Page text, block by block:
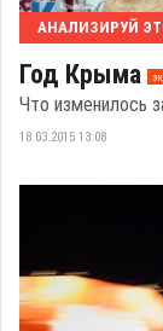
АНАЛИЗИРУЙ
Год Крыма
Что изменилось
18.03.2015 13:08